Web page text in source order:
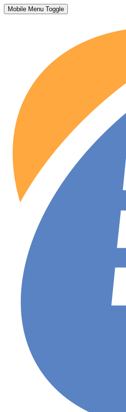
Mobile Menu Toggle